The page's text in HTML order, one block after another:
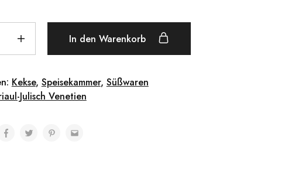
In den Warenkorb
Kekse, Speisekammer, Süßwaren
Julisch Venetien